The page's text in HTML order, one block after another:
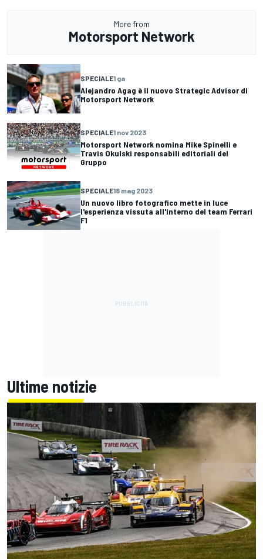
More from
Motorsport Network
SPECIALE1 ga
Alejandro Agag è il nuovo Strategic Advisor di
Motorsport Network
SPECIALE1 nov 2023
Motorsport Network nomina Mike Spinelli e
Travis Okulski responsabili editoriali del
Gruppo
SPECIALE18 mag 2023
Un nuovo libro fotografico mette in luce
l'esperienza vissuta all'interno del team Ferrari
F1
Ultime notizie